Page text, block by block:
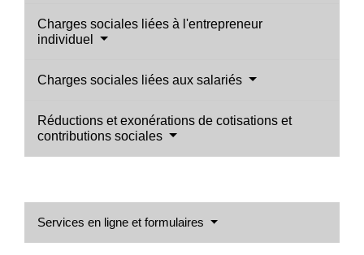
Charges sociales liées à l'entrepreneur
individuel
Charges sociales liées aux salariés
Réductions et exonérations de cotisations et
contributions sociales
Services en ligne et formulaires